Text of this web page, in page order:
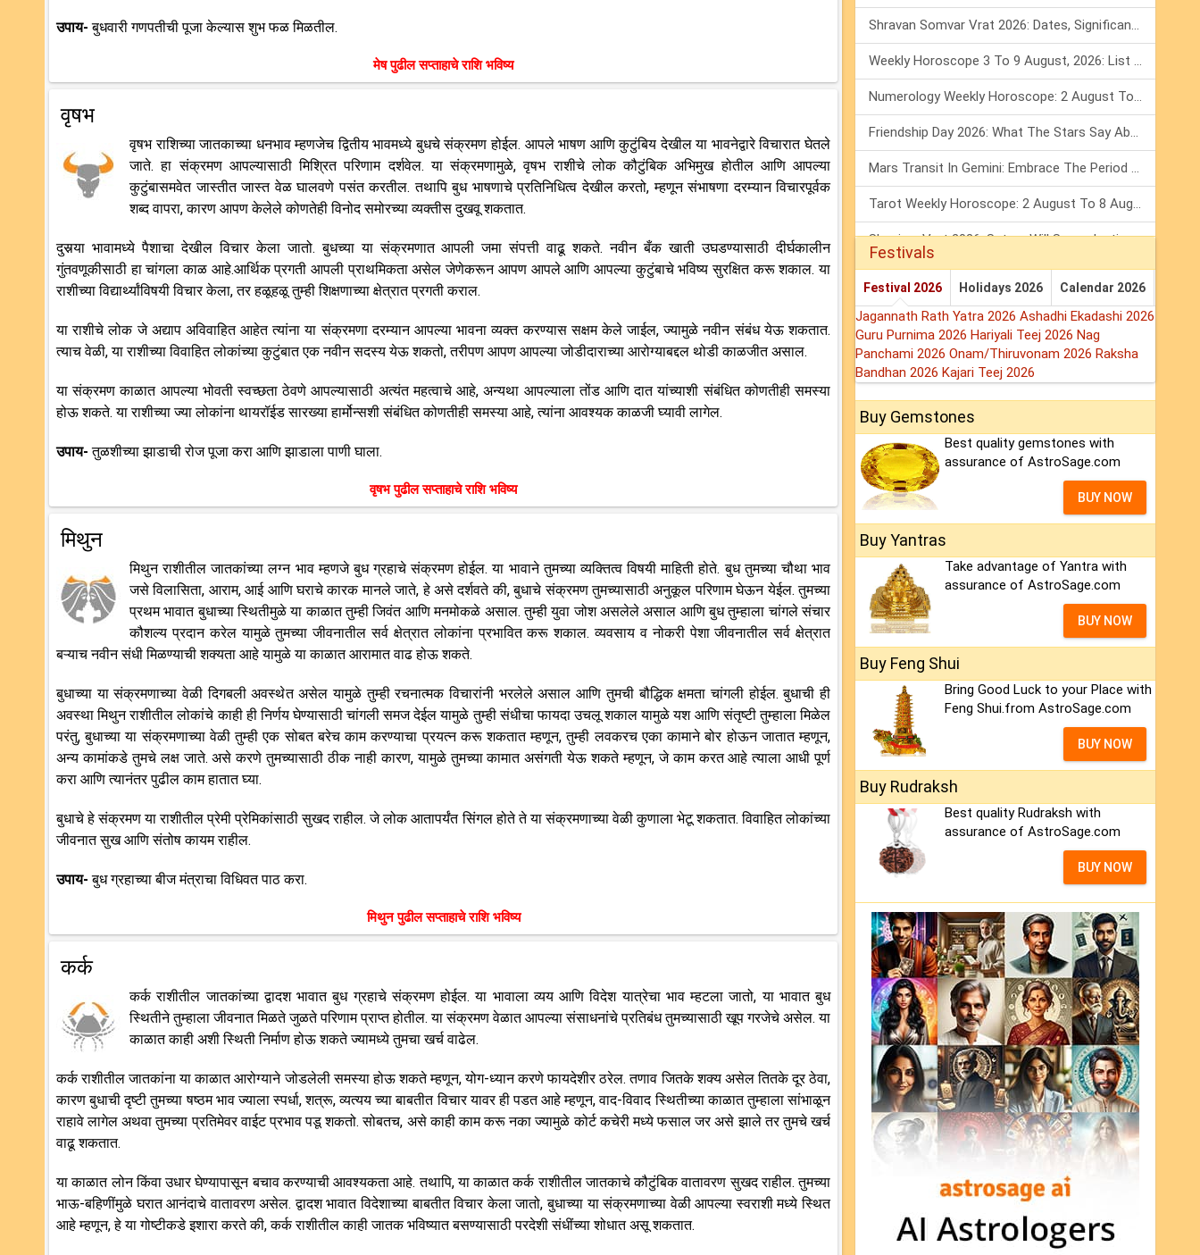
उपाय-बुधवारी गणपतीची पूजा केल्यास शुभ फळ मिळतील.
मेष पुढील सप्ताहाचे राशि भविष्य
वृषभ
वृषभ राशिच्या जातकाच्या धनभाव म्हणजेच द्वितीय भावमध्ये बुधचे संक्रमण होईल. आपले भाषण आणि कुटुंबिय देखील या भावनेद्वारे विचारात घेतले
जाते. हा संक्रमण आपल्यासाठी मिश्रित परिणाम दर्शवेल. या संक्रमणामुळे, वृषभ राशीचे लोक कौटुंबिक अभिमुख होतील आणि आपल्या
कुटुंबासमवेत जास्तीत जास्त वेळ घालवणे पसंत करतील. तथापि बुध भाषणाचे प्रतिनिधित्व देखील करतो, म्हणून संभाषणा दरम्यान विचारपूर्वक
शब्द वापरा, कारण आपण केलेले कोणतेही विनोद समोरच्या व्यक्तीस दुखवू शकतात.
दुसर्‍या भावामध्ये पैशाचा देखील विचार केला जातो. बुधच्या या संक्रमणात आपली जमा संपत्ती वाढू शकते. नवीन बँक खाती उघडण्यासाठी दीर्घकालीन
गुंतवणूकीसाठी हा चांगला काळ आहे.आर्थिक प्रगती आपली प्राथमिकता असेल जेणेकरून आपण आपले आणि आपल्या कुटुंबाचे भविष्य सुरक्षित करू शकाल. या
राशीच्या विद्यार्थ्यांविषयी विचार केला, तर हळूहळू तुम्ही शिक्षणाच्या क्षेत्रात प्रगती कराल.
या राशीचे लोक जे अद्याप अविवाहित आहेत त्यांना या संक्रमणा दरम्यान आपल्या भावना व्यक्त करण्यास सक्षम केले जाईल, ज्यामुळे नवीन संबंध येऊ शकतात.
त्याच वेळी, या राशीच्या विवाहित लोकांच्या कुटुंबात एक नवीन सदस्य येऊ शकतो, तरीपण आपण आपल्या जोडीदाराच्या आरोग्याबद्दल थोडी काळजीत असाल.
या संक्रमण काळात आपल्या भोवती स्वच्छता ठेवणे आपल्यासाठी अत्यंत महत्वाचे आहे, अन्यथा आपल्याला तोंड आणि दात यांच्याशी संबंधित कोणतीही समस्या
होऊ शकते. या राशीच्या ज्या लोकांना थायरॉईड सारख्या हार्मोन्सशी संबंधित कोणतीही समस्या आहे, त्यांना आवश्यक काळजी घ्यावी लागेल.
उपाय-तुळशीच्या झाडाची रोज पूजा करा आणि झाडाला पाणी घाला.
वृषभ पुढील सप्ताहाचे राशि भविष्य
मिथुन
मिथुन राशीतील जातकांच्या लग्न भाव म्हणजे बुध ग्रहाचे संक्रमण होईल. या भावाने तुमच्या व्यक्तित्व विषयी माहिती होते. बुध तुमच्या चौथा भाव
जसे विलासिता, आराम, आई आणि घराचे कारक मानले जाते, हे असे दर्शवते की, बुधाचे संक्रमण तुमच्यासाठी अनुकूल परिणाम घेऊन येईल. तुमच्या
प्रथम भावात बुधाच्या स्थितीमुळे या काळात तुम्ही जिवंत आणि मनमोकळे असाल. तुम्ही युवा जोश असलेले असाल आणि बुध तुम्हाला चांगले संचार
कौशल्य प्रदान करेल यामुळे तुमच्या जीवनातील सर्व क्षेत्रात लोकांना प्रभावित करू शकाल. व्यवसाय व नोकरी पेशा जीवनातील सर्व क्षेत्रात
बऱ्याच नवीन संधी मिळण्याची शक्यता आहे यामुळे या काळात आरामात वाढ होऊ शकते.
बुधाच्या या संक्रमणाच्या वेळी दिगबली अवस्थेत असेल यामुळे तुम्ही रचनात्मक विचारांनी भरलेले असाल आणि तुमची बौद्धिक क्षमता चांगली होईल. बुधाची ही
अवस्था मिथुन राशीतील लोकांचे काही ही निर्णय घेण्यासाठी चांगली समज देईल यामुळे तुम्ही संधीचा फायदा उचलू शकाल यामुळे यश आणि संतृष्टी तुम्हाला मिळेल
परंतु, बुधाच्या या संक्रमणाच्या वेळी तुम्ही एक सोबत बरेच काम करण्याचा प्रयत्न करू शकतात म्हणून, तुम्ही लवकरच एका कामाने बोर होऊन जातात म्हणून,
अन्य कामांकडे तुमचे लक्ष जाते. असे करणे तुमच्यासाठी ठीक नाही कारण, यामुळे तुमच्या कामात असंगती येऊ शकते म्हणून, जे काम करत आहे त्याला आधी पूर्ण
करा आणि त्यानंतर पुढील काम हातात घ्या.
बुधाचे हे संक्रमण या राशीतील प्रेमी प्रेमिकांसाठी सुखद राहील. जे लोक आतापर्यंत सिंगल होते ते या संक्रमणाच्या वेळी कुणाला भेटू शकतात. विवाहित लोकांच्या
जीवनात सुख आणि संतोष कायम राहील.
उपाय-बुध ग्रहाच्या बीज मंत्राचा विधिवत पाठ करा.
मिथुन पुढील सप्ताहाचे राशि भविष्य
कर्क
कर्क राशीतील जातकांच्या द्वादश भावात बुध ग्रहाचे संक्रमण होईल. या भावाला व्यय आणि विदेश यात्रेचा भाव म्हटला जातो, या भावात बुध
स्थितीने तुम्हाला जीवनात मिळते जुळते परिणाम प्राप्त होतील. या संक्रमण वेळात आपल्या संसाधनांचे प्रतिबंध तुमच्यासाठी खूप गरजेचे असेल. या
काळात काही अशी स्थिती निर्माण होऊ शकते ज्यामध्ये तुमचा खर्च वाढेल.
कर्क राशीतील जातकांना या काळात आरोग्याने जोडलेली समस्या होऊ शकते म्हणून, योग-ध्यान करणे फायदेशीर ठरेल. तणाव जितके शक्य असेल तितके दूर ठेवा,
कारण बुधाची दृष्टी तुमच्या षष्ठम भाव ज्याला स्पर्धा, शत्रू, व्यत्यय च्या बाबतीत विचार यावर ही पडत आहे म्हणून, वाद-विवाद स्थितीच्या काळात तुम्हाला सांभाळून
राहावे लागेल अथवा तुमच्या प्रतिमेवर वाईट प्रभाव पडू शकतो. सोबतच, असे काही काम करू नका ज्यामुळे कोर्ट कचेरी मध्ये फसाल जर असे झाले तर तुमचे खर्च
वाढू शकतात.
या काळात लोन किंवा उधार घेण्यापासून बचाव करण्याची आवश्यकता आहे. तथापि, या काळात कर्क राशीतील जातकाचे कौटुंबिक वातावरण सुखद राहील. तुमच्या
भाऊ-बहिणींमुळे घरात आनंदाचे वातावरण असेल. द्वादश भावात विदेशाच्या बाबतीत विचार केला जातो, बुधाच्या या संक्रमणाच्या वेळी आपल्या स्वराशी मध्ये स्थित
आहे म्हणून, हे या गोष्टीकडे इशारा करते की, कर्क राशीतील काही जातक भविष्यात बसण्यासाठी परदेशी संधींच्या शोधात असू शकतात.
Shravan Somvar Vrat 2026: Dates, Significance & Rituals In August
Weekly Horoscope 3 To 9 August, 2026: List Of Fasts & Festivals
Numerology Weekly Horoscope: 2 August To 8 August, 2026
Friendship Day 2026: What The Stars Say About Your Best Friend!
Mars Transit In Gemini: Embrace The Period Full Of Energy & Intelligence
Tarot Weekly Horoscope: 2 August To 8 August, 2026
Shanivar Vrat 2026: Saturn Will Serve Justice In Sawan Month!
Festivals
Festival 2026 Holidays 2026 Calendar 2026
Jagannath Rath Yatra 2026 Ashadhi Ekadashi 2026
Guru Purnima 2026 Hariyali Teej 2026 Nag
Panchami 2026 Onam/Thiruvonam 2026 Raksha
Bandhan 2026 Kajari Teej 2026
Buy Gemstones
Best quality gemstones with
assurance of AstroSage.com
BUY NOW
Buy Yantras
Take advantage of Yantra with
assurance of AstroSage.com
BUY NOW
Buy Feng Shui
Bring Good Luck to your Place with
Feng Shui.from AstroSage.com
BUY NOW
Buy Rudraksh
Best quality Rudraksh with
assurance of AstroSage.com
BUY NOW